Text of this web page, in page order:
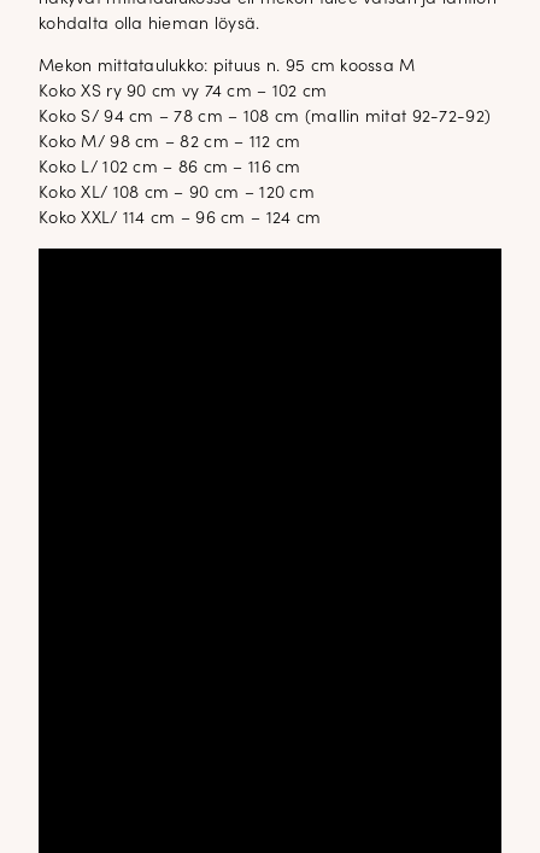
kohdalta olla hieman löysä.
Mekon mittataulukko: pituus n. 95 cm koossa M
Koko XS ry 90 cm vy 74 cm – 102 cm
Koko S/ 94 cm – 78 cm – 108 cm (mallin mitat 92-72-92)
Koko M/ 98 cm – 82 cm – 112 cm
Koko L/ 102 cm – 86 cm – 116 cm
Koko XL/ 108 cm – 90 cm – 120 cm
Koko XXL/ 114 cm – 96 cm – 124 cm